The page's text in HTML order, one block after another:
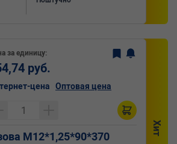
Хит
М12*1,25*90*370
за единицу:
руб.
цена Оптовая цена